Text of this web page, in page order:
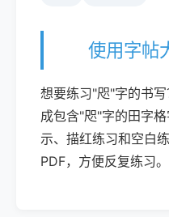
使用字帖
想要练习"咫"字的书
成包含"咫"字的田字
示、描红练习和空白
PDF，方便反复练习。